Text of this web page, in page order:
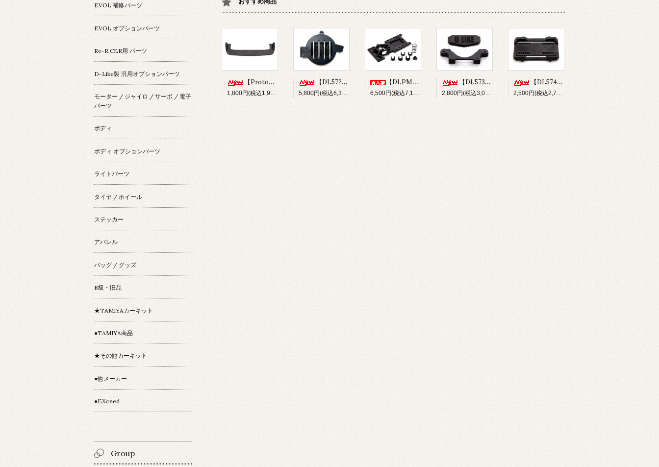
【Prototype34】フロントディフューザー
1,800円(税込1,980円)
【DL572】SUS304 ステンレスショックシャフト(φ3x33.5mm)
5,800円(税込6,380円)
【DLPM-OP02】Rear LinkSus for DLPM
6,500円(税込7,150円)
【DL573】バンパー&フロントボディマウントセット(for Re-R HYBRID)
2,800円(税込3,080円)
【DL574】ショートバッテリーホルダー(for Re-R HYBRID)
2,500円(税込2,750円)
EVOL 補修パーツ
EVOL オプションパーツ
Re-R,CER用 パーツ
D-Like製 汎用オプションパーツ
モーター / ジャイロ / サーボ / 電子
パーツ
ボディ
ボディ オプションパーツ
ライトパーツ
タイヤ / ホイール
ステッカー
アパレル
バッグ / グッズ
B級・旧品
★TAMIYAカーキット
●TAMIYA商品
★その他カーキット
●他メーカー
●EXceed
Group